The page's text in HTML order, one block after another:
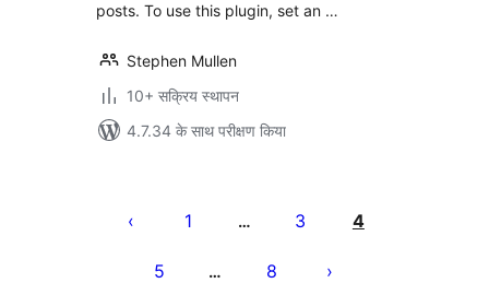
posts. To use this plugin, set an …
Stephen Mullen
10+ सक्रिय स्थापन
4.7.34 के साथ परीक्षण किया
पेजिनेशन
1 … 3 4
5 … 8